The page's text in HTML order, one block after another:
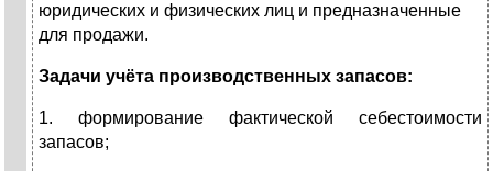
юридических и физических лиц и предназначенные
для продажи.
Задачи учёта производственных запасов:
1. формирование фактической себестоимости
запасов;